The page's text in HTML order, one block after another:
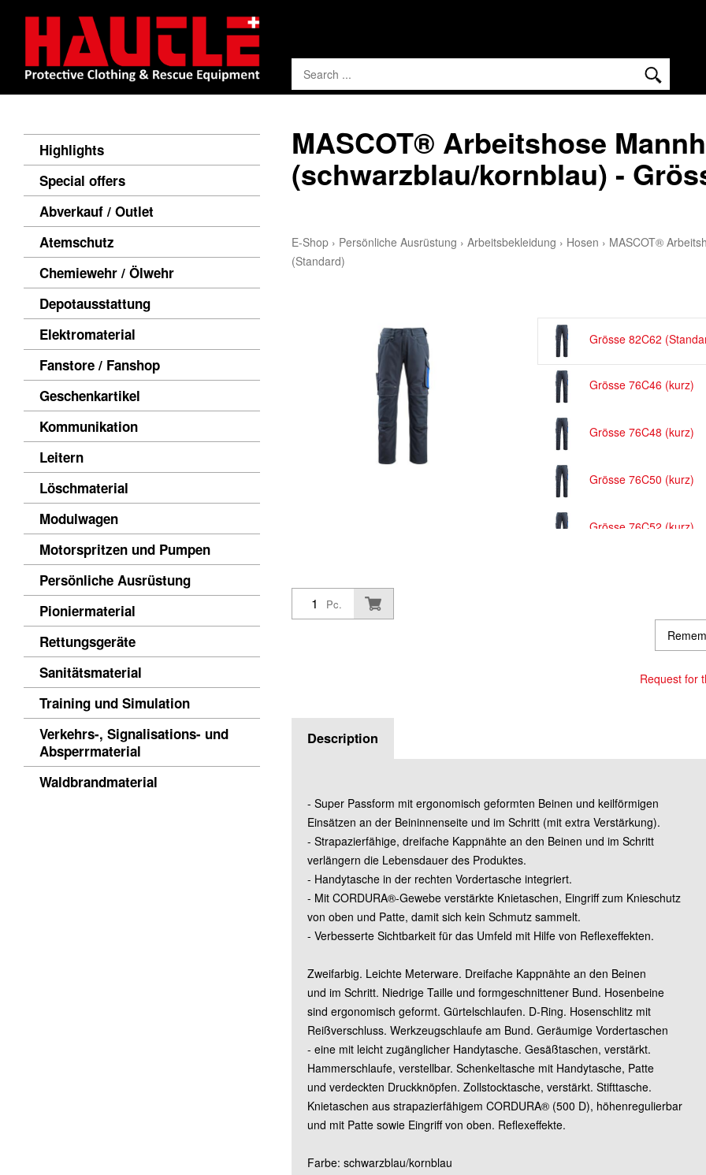
Highlights
Special offers
Abverkauf / Outlet
Atemschutz
Chemiewehr / Ölwehr
Depotausstattung
Elektromaterial
Fanstore / Fanshop
Geschenkartikel
Kommunikation
Leitern
Löschmaterial
Modulwagen
Motorspritzen und Pumpen
Persönliche Ausrüstung
Pioniermaterial
Rettungsgeräte
Sanitätsmaterial
Training und Simulation
Verkehrs-, Signalisations- und
Absperrmaterial
Waldbrandmaterial
MASCOT® Arbeitshose
(schwarzblau/kornblau) -
E-Shop › Persönliche Ausrüstung › Arbeitsbekleidung › Hosen › MASCOT®
(Standard)
Grösse 76C46 (kurz)
Grösse 76C48 (kurz)
Grösse 76C50 (kurz)
Grösse 76C52 (kurz)
Grösse 76C56 (kurz)
Grösse 82C48
Grösse 82C50
Grösse 82C54
Grösse 82C58
Grösse 82C60
Grösse 82C62
Grösse 82C64
Pc.
Request for
Description
- Super Passform mit ergonomisch geformten Beinen und keilförmigen
Einsätzen an der Beininnenseite und im Schritt (mit extra Verstärkung).
- Strapazierfähige, dreifache Kappnähte an den Beinen und im Schritt
verlängern die Lebensdauer des Produktes.
- Handytasche in der rechten Vordertasche integriert.
- Mit CORDURA®-Gewebe verstärkte Knietaschen, Eingriff zum Knieschutz
von oben und Patte, damit sich kein Schmutz sammelt.
- Verbesserte Sichtbarkeit für das Umfeld mit Hilfe von Reflexeffekten.
Zweifarbig. Leichte Meterware. Dreifache Kappnähte an den Beinen
und im Schritt. Niedrige Taille und formgeschnittener Bund. Hosenbeine
sind ergonomisch geformt. Gürtelschlaufen. D-Ring. Hosenschlitz mit
Reißverschluss. Werkzeugschlaufe am Bund. Geräumige Vordertaschen
- eine mit leicht zugänglicher Handytasche. Gesäßtaschen, verstärkt.
Hammerschlaufe, verstellbar. Schenkeltasche mit Handytasche, Patte
und verdeckten Druckknöpfen. Zollstocktasche, verstärkt. Stifttasche.
Knietaschen aus strapazierfähigem CORDURA® (500 D), höhenregulierbar
und mit Patte sowie Eingriff von oben. Reflexeffekte.
Farbe: schwarzblau/kornblau